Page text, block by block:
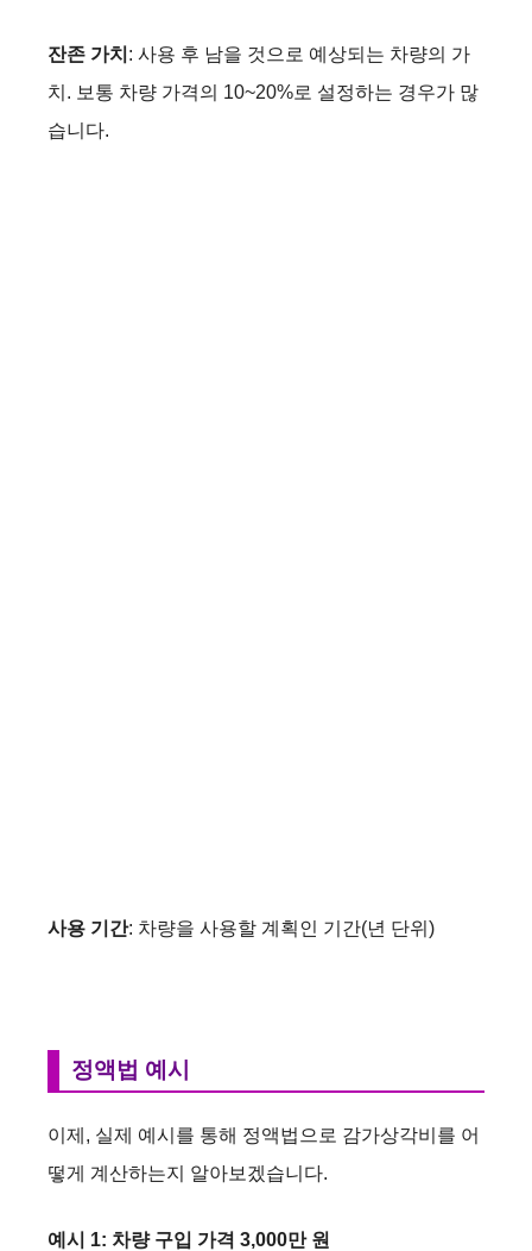
잔존 가치 : 사용 후 남을 것으로 예상되는 차량의 가
치. 보통 차량 가격의 10~20%로 설정하는 경우가 많
습니다.
사용 기간: 차량을 사용할 계획인 기간(년 단위)
정액법 예시
이제, 실제 예시를 통해 정액법으로 감가상각비를 어
떻게 계산하는지 알아보겠습니다.
예시 1: 차량 구입 가격 3,000만 원